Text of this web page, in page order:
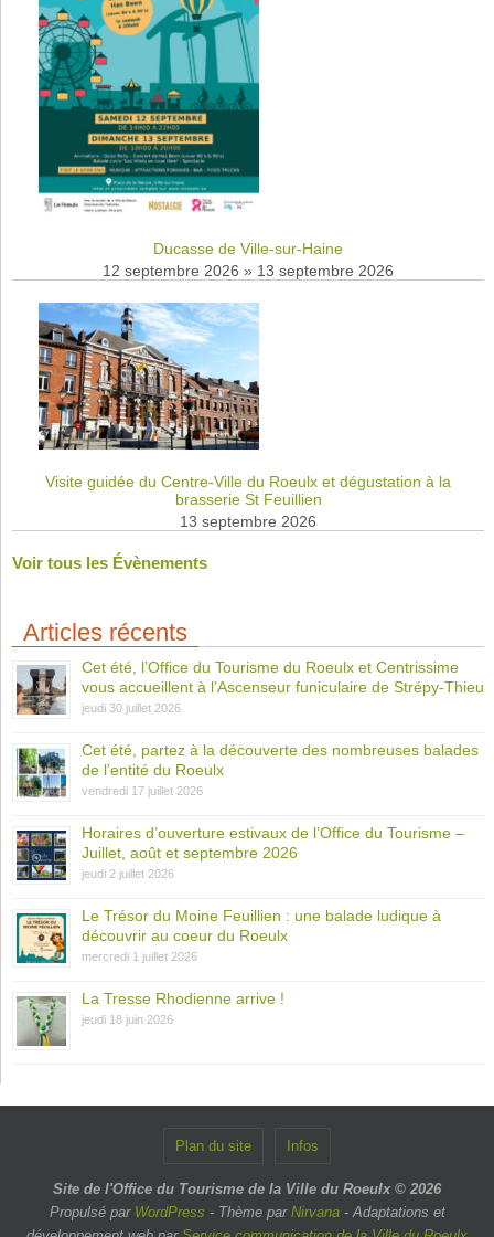
Ducasse de Ville-sur-Haine
12 septembre 2026 » 13 septembre 2026
Visite guidée du Centre-Ville du Roeulx et dégustation à la
brasserie St Feuillien
13 septembre 2026
Voir tous les Évènements
Articles récents
Cet été, l’Office du Tourisme du Roeulx et Centrissime
vous accueillent à l’Ascenseur funiculaire de Strépy-Thieu
jeudi 30 juillet 2026
Cet été, partez à la découverte des nombreuses balades
de l’entité du Roeulx
vendredi 17 juillet 2026
Horaires d’ouverture estivaux de l’Office du Tourisme –
Juillet, août et septembre 2026
jeudi 2 juillet 2026
Le Trésor du Moine Feuillien : une balade ludique à
découvrir au coeur du Roeulx
mercredi 1 juillet 2026
La Tresse Rhodienne arrive !
jeudi 18 juin 2026
Plan du site Infos
Site de l'Office du Tourisme de la Ville du Roeulx © 2026
Propulsé par WordPress - Thème par Nirvana- Adaptations et